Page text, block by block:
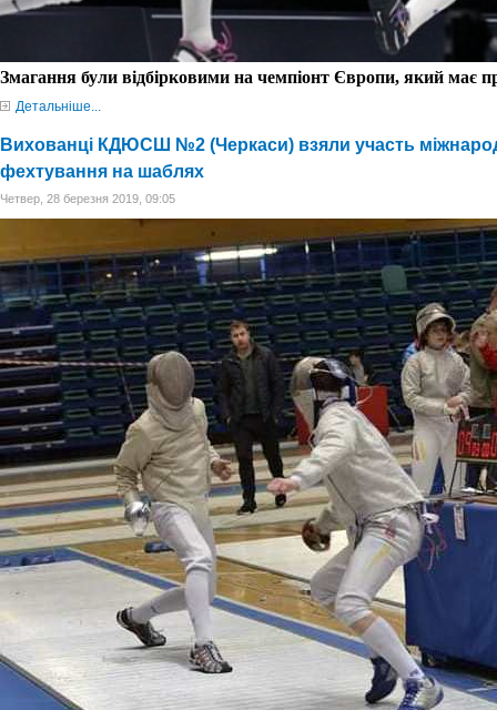
Змагання були відбірковими на чемпіонт Європи, який має
Детальніше...
Вихованці КДЮСШ №2 (Черкаси) взяли участь
фехтування на шаблях
Четвер, 28 березня 2019, 09:05